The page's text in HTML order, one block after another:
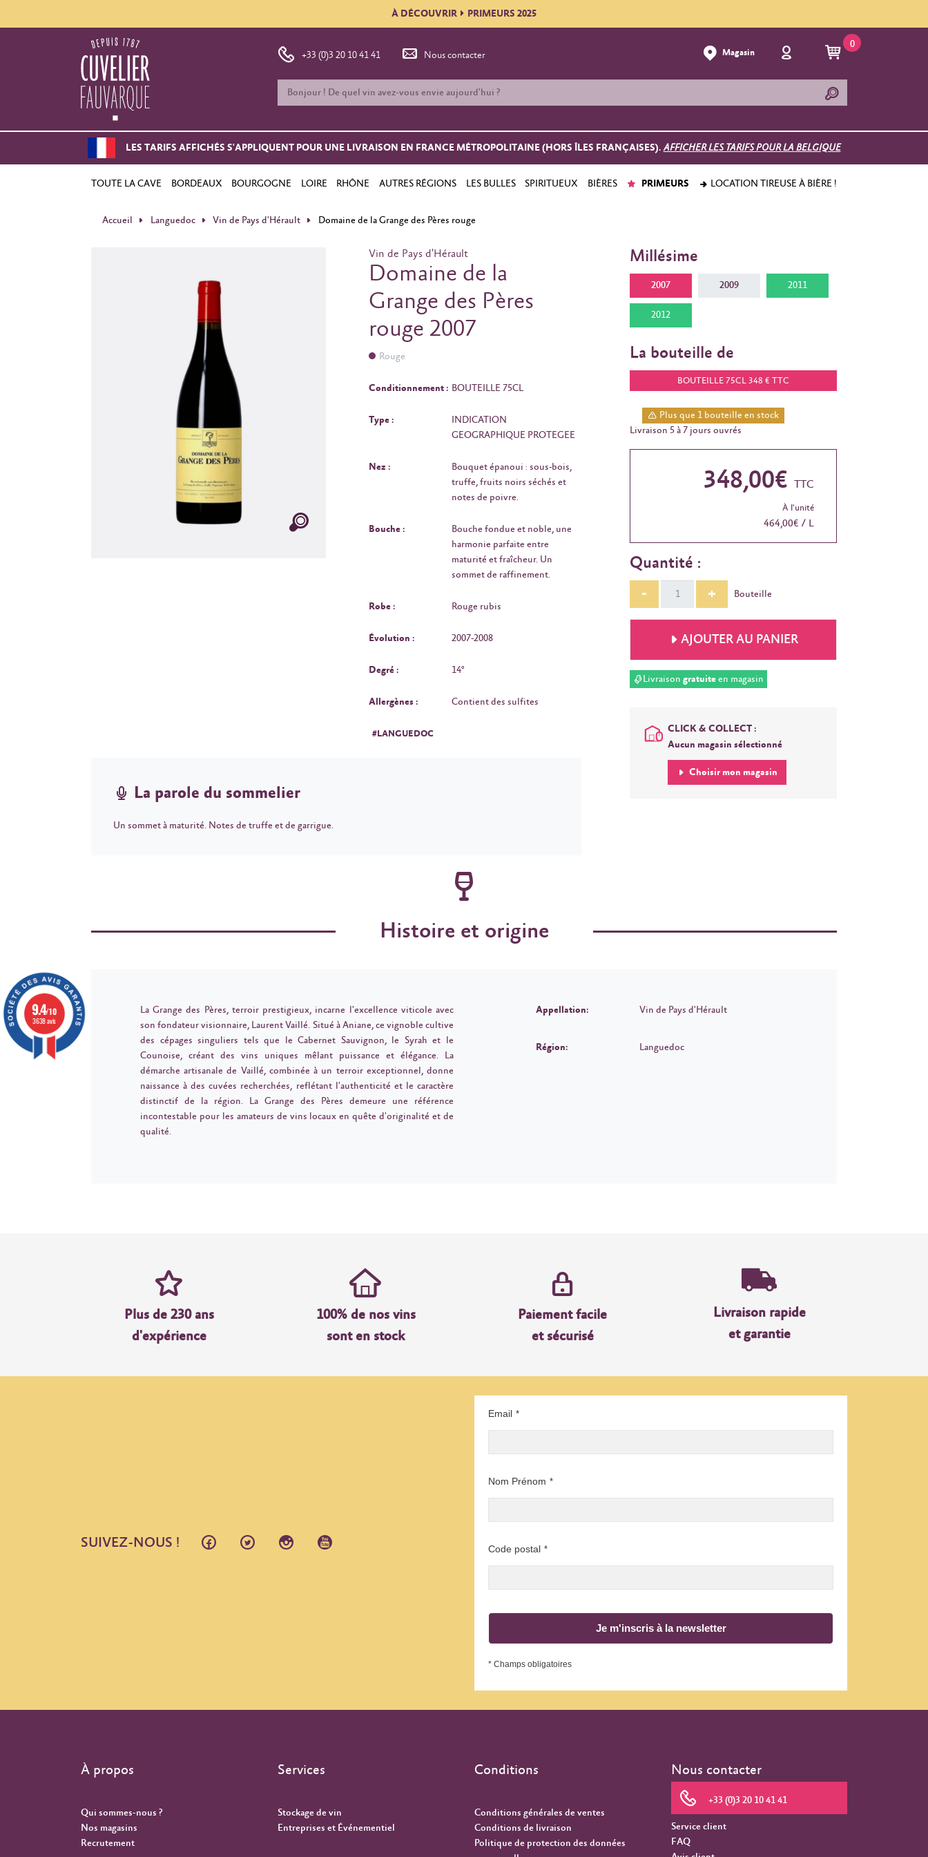
À DÉCOUVRIR PRIMEURS 2025
+33 (0)3 20 10 41 41 Nous contacter Magasin
0
LES TARIFS AFFICHÉS S'APPLIQUENT POUR UNE LIVRAISON EN FRANCE MÉTROPOLITAINE (HORS ÎLES FRANÇAISES).AFFICHER LES TARIFS POUR LA BELGIQUE
TOUTE LA CAVE BORDEAUX BOURGOGNE LOIRE RHÔNE AUTRES RÉGIONS LES BULLES SPIRITUEUX BIÈRES PRIMEURS LOCATION TIREUSE À BIÈRE !
Accueil Languedoc Vin de Pays d'Hérault Domaine de la Grange des Pères rouge
Vin de Pays d'Hérault
Domaine de la
Grange des Pères
rouge 2007
Rouge
Conditionnement : BOUTEILLE 75CL
Type :
INDICATION
GEOGRAPHIQUE PROTEGEE
Nez :
Bouquet épanoui : sous-bois,
truffe, fruits noirs séchés et
notes de poivre.
Bouche :
Bouche fondue et noble, une
harmonie parfaite entre
maturité et fraîcheur. Un
sommet de raffinement.
Robe : Rouge rubis
Évolution : 2007-2008
Degré : 14°
Allergènes : Contient des sulfites
#LANGUEDOC
La parole du sommelier
Un sommet à maturité. Notes de truffe et de garrigue.
Millésime
2007 2009 2011
2012
La bouteille de
BOUTEILLE 75CL 348 € TTC
Plus que 1 bouteille en stock
Livraison 5 à 7 jours ouvrés
348,00€ TTC
À l'unité
464,00€ / L
Quantité :
-
+ Bouteille
AJOUTER AU PANIER
Livraison gratuiteen magasin
CLICK & COLLECT :
Aucun magasin sélectionné
Choisir mon magasin
Histoire et origine
La Grange des Pères, terroir prestigieux, incarne l'excellence viticole avec
son fondateur visionnaire, Laurent Vaillé. Situé à Aniane, ce vignoble cultive
des cépages singuliers tels que le Cabernet Sauvignon, le Syrah et le
Counoise, créant des vins uniques mêlant puissance et élégance. La
démarche artisanale de Vaillé, combinée à un terroir exceptionnel, donne
naissance à des cuvées recherchées, reflétant l'authenticité et le caractère
distinctif de la région. La Grange des Pères demeure une référence
incontestable pour les amateurs de vins locaux en quête d'originalité et de
qualité.
Appellation: Vin de Pays d'Hérault
Région: Languedoc
Plus de 230 ans
d'expérience
100% de nos vins
sont en stock
Paiement facile
et sécurisé
Livraison rapide
et garantie
SUIVEZ-NOUS !
Email *
Nom Prénom *
Code postal *
Je m'inscris à la newsletter
* Champs obligatoires
À propos
Qui sommes-nous ?
Nos magasins
Recrutement
Services
Stockage de vin
Entreprises et Événementiel
Conditions
Conditions générales de ventes
Conditions de livraison
Politique de protection des données
Nous contacter
+33 (0)3 20 10 41 41
Service client
FAQ
9.4/10
3638 avis